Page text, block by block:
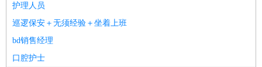
护理人员
巡逻保安＋无须经验＋坐着上班
bd销售经理
口腔护士